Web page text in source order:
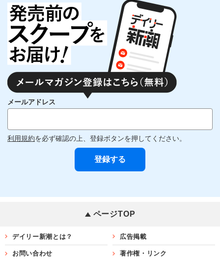
メールアドレス
利用規約を必ず確認の上、登録ボタンを押してください。
ページTOP
デイリー新潮とは？ 広告掲載
お問い合わせ 著作権・リンク